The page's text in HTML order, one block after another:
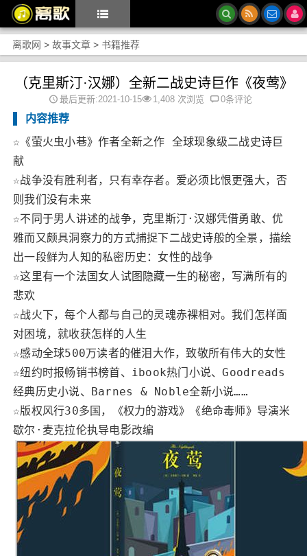
离歌网 > 故事文章 > 书籍推荐
（克里斯汀·汉娜）全新二战史诗巨作《夜莺》
最后更新:2021-10-15 1,408 次浏览 0条评论
内容推荐
☆《萤火虫小巷》作者全新之作 全球现象级二战史诗巨
献
☆战争没有胜利者，只有幸存者。爱必须比恨更强大，否
则我们没有未来
☆不同于男人讲述的战争，克里斯汀·汉娜凭借勇敢、优
雅而又颇具洞察力的方式捕捉下二战史诗般的全景，描绘
出一段鲜为人知的私密历史：女性的战争
☆这里有一个法国女人试图隐藏一生的秘密，写满所有的
悲欢
☆战火下，每个人都与自己的灵魂赤裸相对。我们怎样面
对困境，就收获怎样的人生
☆感动全球500万读者的催泪大作，致敬所有伟大的女性
☆纽约时报畅销书榜首、ibook热门小说、Goodreads
经典历史小说、Barnes & Noble全新小说……
☆版权风行30多国，《权力的游戏》《绝命毒师》导演米
歇尔·麦克拉伦执导电影改编